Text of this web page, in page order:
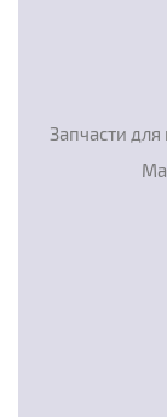
Запчасти